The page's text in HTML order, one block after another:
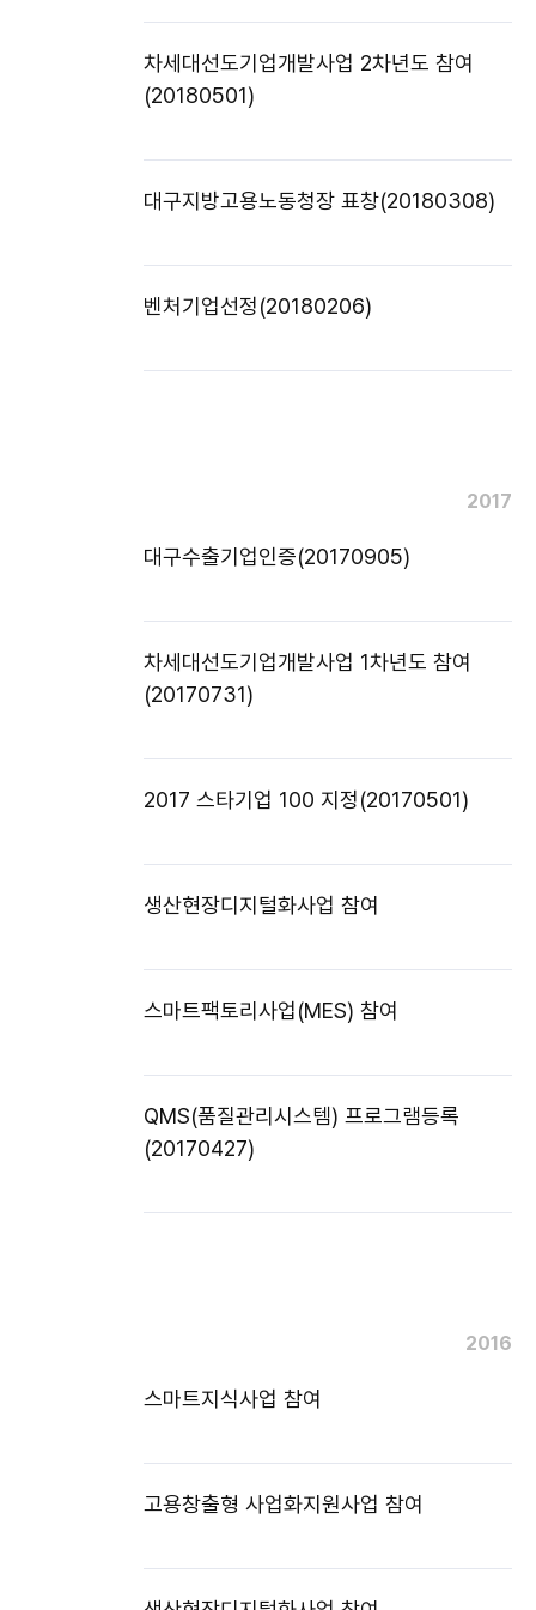
차세대선도기업개발사업 2차년도 참여
(20180501)
대구지방고용노동청장 표창(20180308)
벤처기업선정(20180206)
2017
대구수출기업인증(20170905)
차세대선도기업개발사업 1차년도 참여
(20170731)
2017 스타기업 100 지정(20170501)
생산현장디지털화사업 참여
스마트팩토리사업(MES) 참여
QMS(품질관리시스템) 프로그램등록
(20170427)
2016
스마트지식사업 참여
고용창출형 사업화지원사업 참여